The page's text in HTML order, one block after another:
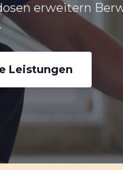
erweitern
Leistungen